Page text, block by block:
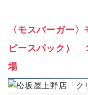
〈モスバーガー
ピースパック）
場